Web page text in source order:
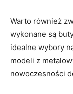
Warto również
wykonane są
idealne wybory
modeli z
nowoczesności